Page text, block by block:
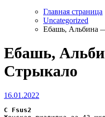
Главная страница
Uncategorized
Ебашь, Альбина
Ебашь,
Стрыкало
16.01.2022
C
Fsus2